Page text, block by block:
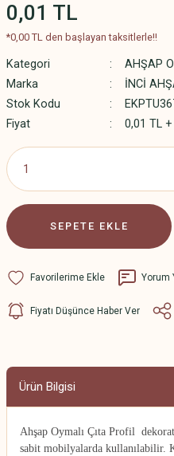
0,01 TL
*0,00 TL den başlayan taksitlerle!!
Kategori
AHŞAP
Marka
İNCİ
Stok Kodu
Fiyat
0,01 TL +
SEPETE EKLE
Yorum
Fiyatı Düşünce Haber Ver
Ürün Bilgisi
Ahşap Oymalı Çıta Profil
sabit mobilyalarda kullanılabilir.